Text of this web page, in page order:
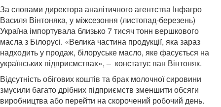
За словами директора аналітичного агентства Інфагро
Василя Вінтоняка, у міжсезоння (листопад-березень)
Україна імпортувала близько 7 тисяч тонн вершкового
масла з Білорусі. «Велика частина продукції, яка зараз
надходить у продаж, білоруське масло, яке фасується на
українських підприємствах», – констатує пан Вінтоняк.
Відсутність обігових коштів та брак молочної сировини
змусили багато дрібних підприємств зменшити обсяги
виробництва або перейти на скорочений робочий день.